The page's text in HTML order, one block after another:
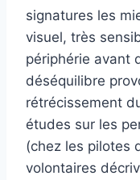
signatures les
visuel, très
périphérie avant
déséquilibre
rétrécissement
études sur les
(chez les pilotes
volontaires